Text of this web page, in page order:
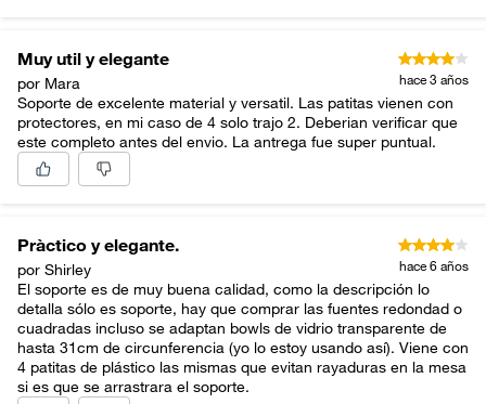
Muy util y elegante
por Mara hace 3 años
Soporte de excelente material y versatil. Las patitas vienen con
protectores, en mi caso de 4 solo trajo 2. Deberian verificar que
este completo antes del envio. La antrega fue super puntual.
Pràctico y elegante.
por Shirley hace 6 años
El soporte es de muy buena calidad, como la descripción lo
detalla sólo es soporte, hay que comprar las fuentes redondad o
cuadradas incluso se adaptan bowls de vidrio transparente de
hasta 31cm de circunferencia (yo lo estoy usando así). Viene con
4 patitas de plástico las mismas que evitan rayaduras en la mesa
si es que se arrastrara el soporte.